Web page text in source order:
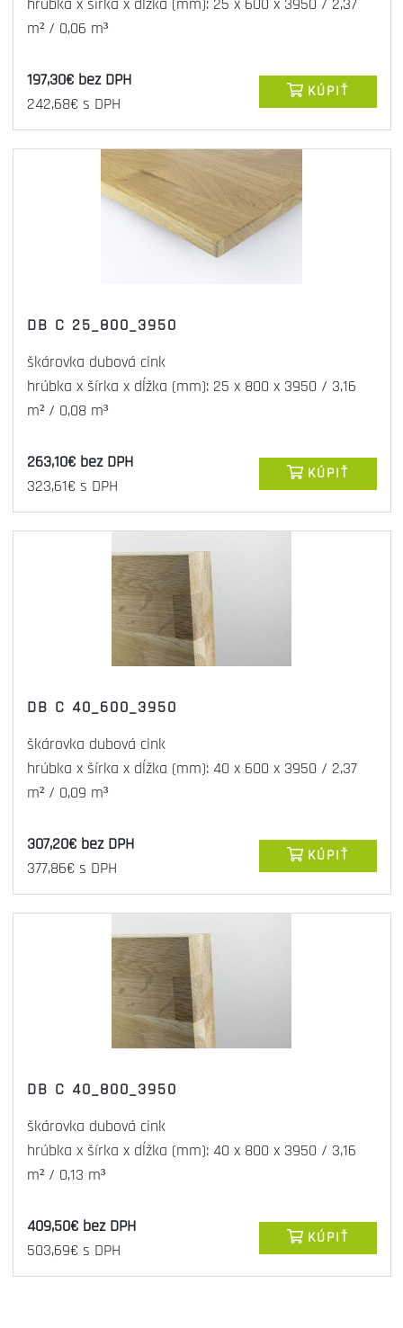
hrúbka x šírka x dĺžka (mm): 25 x 600 x 3950 / 2,37
m² / 0,06 m³
197,30€ bez DPH
242,68€ s DPH
KÚPIŤ
DB C 25_800_3950
škárovka dubová cink
hrúbka x šírka x dĺžka (mm): 25 x 800 x 3950 / 3,16
m² / 0,08 m³
263,10€ bez DPH
323,61€ s DPH
KÚPIŤ
DB C 40_600_3950
škárovka dubová cink
hrúbka x šírka x dĺžka (mm): 40 x 600 x 3950 / 2,37
m² / 0,09 m³
307,20€ bez DPH
377,86€ s DPH
KÚPIŤ
DB C 40_800_3950
škárovka dubová cink
hrúbka x šírka x dĺžka (mm): 40 x 800 x 3950 / 3,16
m² / 0,13 m³
409,50€ bez DPH
503,69€ s DPH
KÚPIŤ